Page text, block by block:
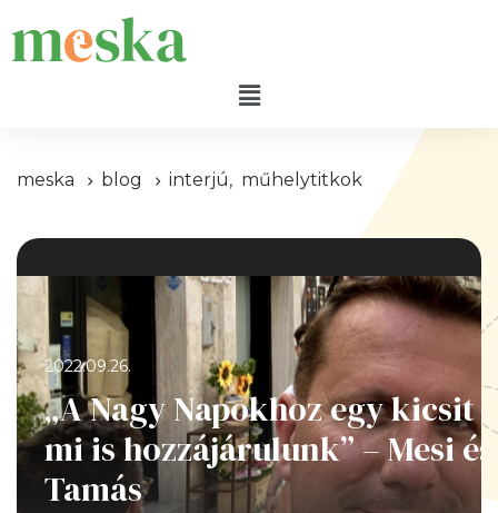
meska blog interjú, műhelytitkok
2022.09.26.
„A Nagy Napokhoz egy kicsit
mi is hozzájárulunk” – Mesi és
Tamás